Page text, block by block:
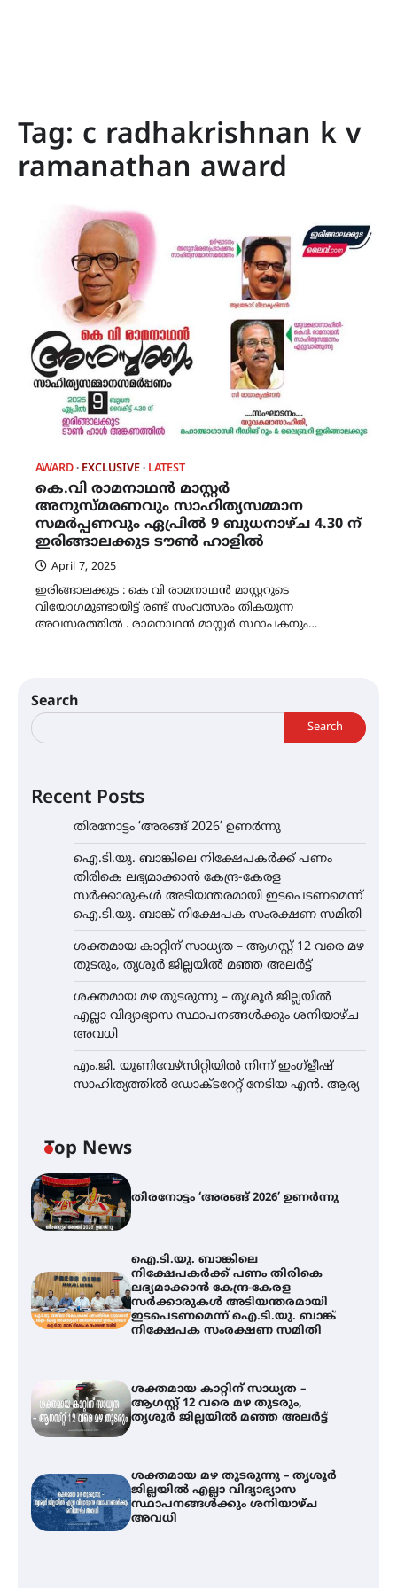
Tag: c radhakrishnan k v
ramanathan award
AWARD EXCLUSIVE LATEST
കെ.വി രാമനാഥൻ മാസ്റ്റർ
അനുസ്മരണവും സാഹിത്യസമ്മാന
സമർപ്പണവും ഏപ്രിൽ 9 ബുധനാഴ്ച 4.30 ന്
ഇരിങ്ങാലക്കുട ടൗൺ ഹാളിൽ
April 7, 2025
ഇരിങ്ങാലക്കുട : കെ വി രാമനാഥൻ മാസ്റ്ററുടെ
വിയോഗമുണ്ടായിട്ട് രണ്ട് സംവത്സരം തികയുന്ന
അവസരത്തിൽ . രാമനാഥൻ മാസ്റ്റർ സ്ഥാപകനും…
Search
Search
Recent Posts
തിരനോട്ടം ‘അരങ്ങ് 2026’ ഉണർന്നു
ഐ.ടി.യു. ബാങ്കിലെ നിക്ഷേപകർക്ക് പണം
തിരികെ ലഭ്യമാക്കാൻ കേന്ദ്ര-കേരള
സർക്കാരുകൾ അടിയന്തരമായി ഇടപെടണമെന്ന്
ഐ.ടി.യു. ബാങ്ക് നിക്ഷേപക സംരക്ഷണ സമിതി
ശക്തമായ കാറ്റിന് സാധ്യത – ആഗസ്റ്റ് 12 വരെ മഴ
തുടരും, തൃശൂർ ജില്ലയിൽ മഞ്ഞ അലർട്ട്
ശക്തമായ മഴ തുടരുന്നു – തൃശൂർ ജില്ലയിൽ
എല്ലാ വിദ്യാഭ്യാസ സ്ഥാപനങ്ങൾക്കും ശനിയാഴ്ച
അവധി
എം.ജി. യൂണിവേഴ്‌സിറ്റിയിൽ നിന്ന് ഇംഗ്ളീഷ്
സാഹിത്യത്തിൽ ഡോക്ടറേറ്റ് നേടിയ എൻ. ആര്യ
Top News
തിരനോട്ടം ‘അരങ്ങ് 2026’ ഉണർന്നു
ഐ.ടി.യു. ബാങ്കിലെ
നിക്ഷേപകർക്ക് പണം തിരികെ
ലഭ്യമാക്കാൻ കേന്ദ്ര-കേരള
സർക്കാരുകൾ അടിയന്തരമായി
ഇടപെടണമെന്ന് ഐ.ടി.യു. ബാങ്ക്
നിക്ഷേപക സംരക്ഷണ സമിതി
ശക്തമായ കാറ്റിന് സാധ്യത –
ആഗസ്റ്റ് 12 വരെ മഴ തുടരും,
തൃശൂർ ജില്ലയിൽ മഞ്ഞ അലർട്ട്
ശക്തമായ മഴ തുടരുന്നു – തൃശൂർ
ജില്ലയിൽ എല്ലാ വിദ്യാഭ്യാസ
സ്ഥാപനങ്ങൾക്കും ശനിയാഴ്ച
അവധി